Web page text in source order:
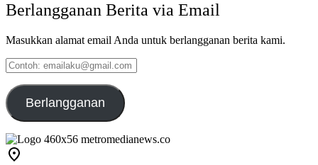
Berlangganan Berita via Email
Masukkan alamat email Anda untuk berlangganan berita kami.
Contoh:
emailaku@gmail.com
Berlangganan